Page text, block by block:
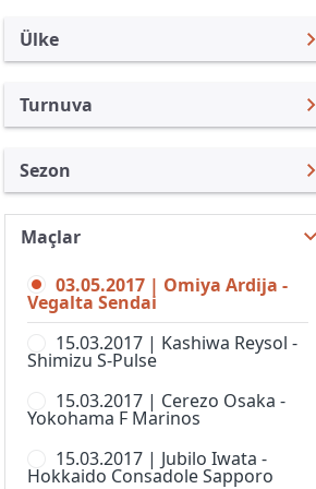
Ülke
Japonya
Türkiye
Uluslararası
Uluslararası Kulüpler
Turkiye
İngiltere
Almanya Amatör
Fransa
Turnuva
Emperor Kupası
J.Lig 2
J.Ligi
Japonya Futbol Ligi
Nadeshiko Ligi, 1. Lig, Kadınlar
Süper Kupa
Sezon
J. Lig Kupası 2026
J. Lig Kupası 2025
J. Lig Kupası 2024
J. Lig Kupası 2023
J. Lig Kupası 2022
J. Lig Kupası 2021
Maçlar
03.05.2017 | Omiya Ardija -
Vegalta Sendai
15.03.2017 | Kashiwa Reysol -
Shimizu S-Pulse
15.03.2017 | Cerezo Osaka -
Yokohama F Marinos
15.03.2017 | Jubilo Iwata -
Hokkaido Consadole Sapporo